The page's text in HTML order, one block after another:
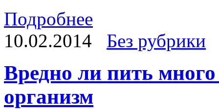
Подробнее
10.02.2014
Без рубрики
Вредно ли пить
организм